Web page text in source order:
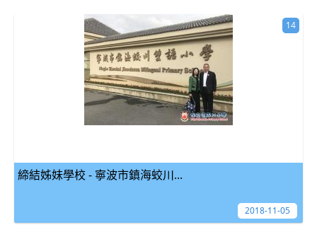
締結姊妹學校 - 寧波市鎮海蛟川...
14
2018-11-05